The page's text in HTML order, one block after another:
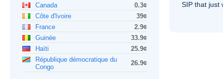
Canada
0.3¢
Côte d'Ivoire
39¢
France
2.9¢
Guinée
33.9¢
Haïti
25.9¢
République démocratique du
Congo
26.9¢
SIP that just